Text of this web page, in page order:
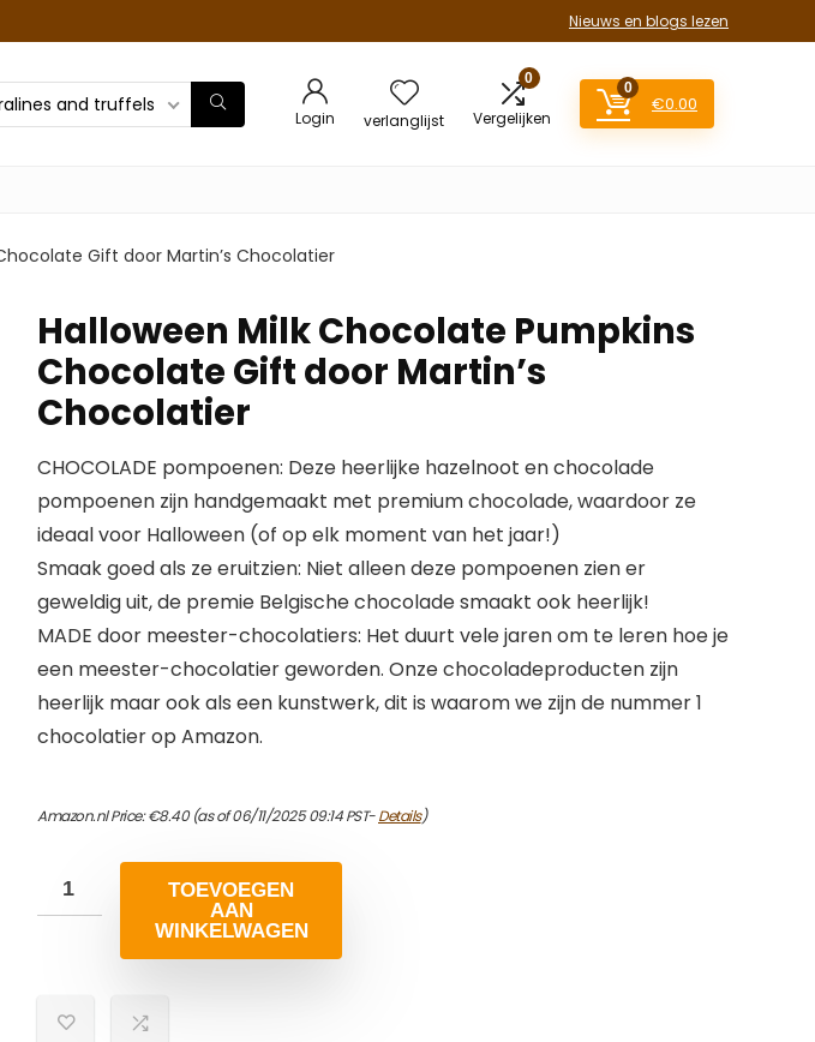
Nieuws en blogs lezen
and truffels
Login verlanglijst
0
Vergelijken
0
€0.00
Gift door Martin’s Chocolatier
Halloween Milk Chocolate Pumpkins
Chocolate Gift door Martin’s
Chocolatier
CHOCOLADE pompoenen: Deze heerlijke hazelnoot en chocolade
pompoenen zijn handgemaakt met premium chocolade, waardoor ze
ideaal voor Halloween (of op elk moment van het jaar!)
Smaak goed als ze eruitzien: Niet alleen deze pompoenen zien er
geweldig uit, de premie Belgische chocolade smaakt ook heerlijk!
MADE door meester-chocolatiers: Het duurt vele jaren om te leren hoe je
een meester-chocolatier geworden. Onze chocoladeproducten zijn
heerlijk maar ook als een kunstwerk, dit is waarom we zijn de nummer 1
chocolatier op Amazon.
Amazon.nl Price:€8.40(as of 06/11/2025 09:14 PST-Details)
TOEVOEGEN
AAN
WINKELWAGEN